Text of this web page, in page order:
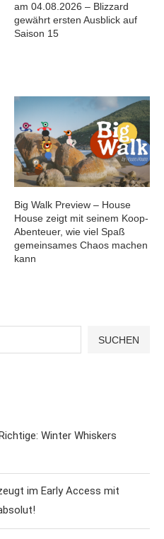
SUCHEN
Winter Whiskers
im Early Access mit
am 04.08.2026 – Blizzard
gewährt ersten Ausblick auf
Saison 15
Big Walk Preview – House
House zeigt mit seinem Koop-
Abenteuer, wie viel Spaß
gemeinsames Chaos machen
kann